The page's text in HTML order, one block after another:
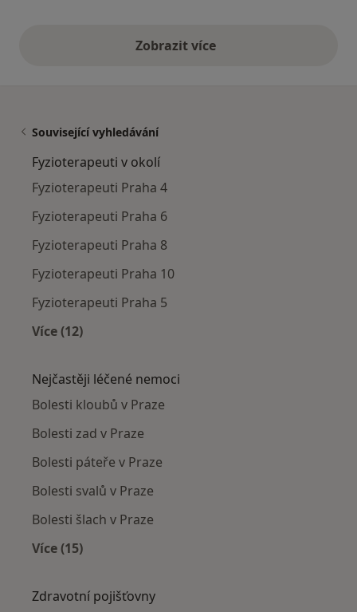
Zobrazit vícevýše uvedené názory
Související vyhledávání
Fyzioterapeuti v okolí
Fyzioterapeuti Praha 4
Fyzioterapeuti Praha 6
Fyzioterapeuti Praha 8
Fyzioterapeuti Praha 10
Fyzioterapeuti Praha 5
Více (12)
Nejčastěji léčené nemoci
Bolesti kloubů v Praze
Bolesti zad v Praze
Bolesti páteře v Praze
Bolesti svalů v Praze
Bolesti šlach v Praze
Více (15)
Zdravotní pojišťovny